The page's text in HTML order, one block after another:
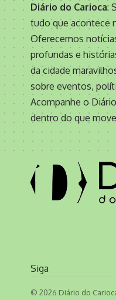
Diário do Carioca:
tudo que acontece
Oferecemos
profundas e
da cidade
sobre eventos,
Acompanhe o
dentro do que
Siga
© 2026 Diário do